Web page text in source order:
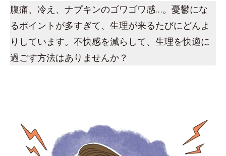
腹痛、冷え、ナプキンのゴワゴワ感…。憂鬱にな
るポイントが多すぎて、生理が来るたびにどんよ
りしています。不快感を減らして、生理を快適に
過ごす方法はありませんか？